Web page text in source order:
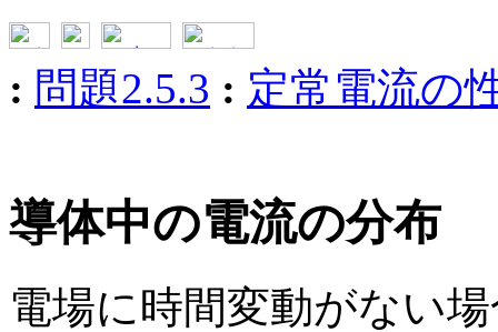
: 問題2.5.3 : 定常電流の
導体中の電流の分布
電場に時間変動がない